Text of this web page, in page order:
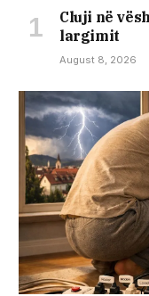
Cluji në
largimit
August 8, 2026